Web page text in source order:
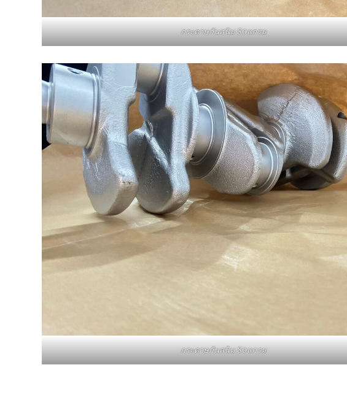
กระดาษกันสนิม 80แกรม
กระดาษกันสนิม 80แกรม